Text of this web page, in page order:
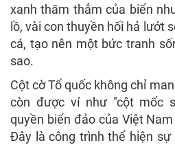
xanh thăm thẳm của biển
lồ, vài con thuyền hối hả lướt
cá, tạo nên một bức tranh
sao.
Cột cờ Tổ quốc không chỉ
còn được ví như "cột mốc
quyền biển đảo của Việt
Đây là công trình thể hiện sự